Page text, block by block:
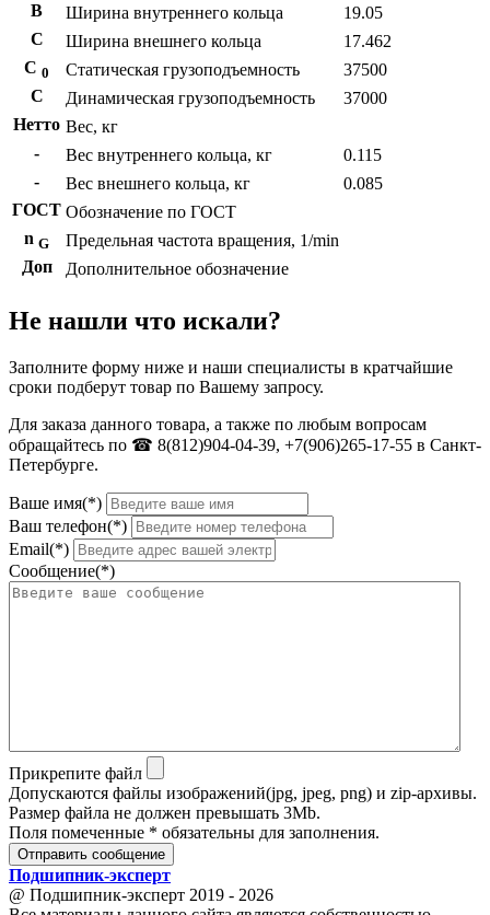
B
Ширина внутреннего кольца
19.05
С
Ширина внешнего кольца
17.462
С 0 Статическая грузоподъемность
37500
C
Динамическая грузоподъемность
37000
Нетто Вес, кг
-
Вес внутреннего кольца, кг
0.115
-
Вес внешнего кольца, кг
0.085
ГОСТ Обозначение по ГОСТ
n G
Предельная частота вращения, 1/min
Доп
Дополнительное обозначение
Не нашли что искали?
Заполните форму ниже и наши специалисты в кратчайшие
сроки подберут товар по Вашему запросу.
Для заказа данного товара, а также по любым вопросам
обращайтесь по ☎ 8(812)904-04-39, +7(906)265-17-55 в Санкт-
Петербурге.
Ваше имя(*)
Ваш телефон(*)
Email(*)
Сообщение(*)
Прикрепите файл
Допускаются файлы изображений(jpg, jpeg, png) и zip-архивы.
Размер файла не должен превышать 3Mb.
Поля помеченные * обязательны для заполнения.
Отправить сообщение
Подшипник-эксперт
@ Подшипник-эксперт 2019 - 2026